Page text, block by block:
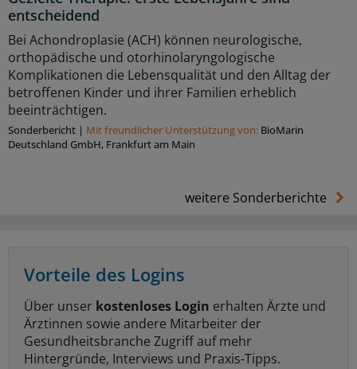
entscheidend
Bei Achondroplasie (ACH) können neurologische,
orthopädische und otorhinolaryngologische
Komplikationen die Lebensqualität und den Alltag der
betroffenen Kinder und ihrer Familien erheblich
beeinträchtigen.
Sonderbericht | Mit freundlicher Unterstützung von: BioMarin
Deutschland GmbH, Frankfurt am Main
weitere Sonderberichte
Vorteile des Logins
Über unser kostenloses Login erhalten Ärzte und
Ärztinnen sowie andere Mitarbeiter der
Gesundheitsbranche Zugriff auf mehr
Hintergründe, Interviews und Praxis-Tipps.